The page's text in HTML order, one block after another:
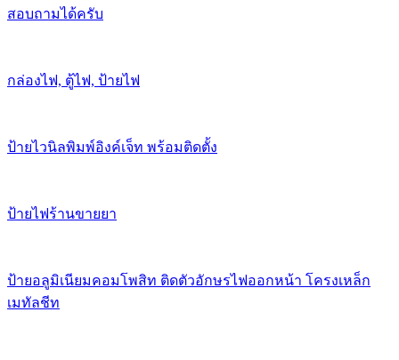
สอบถามได้ครับ
กล่องไฟ, ตู้ไฟ, ป้ายไฟ
ป้ายไวนิลพิมพ์อิงค์เจ็ท พร้อมติดตั้ง
ป้ายไฟร้านขายยา
ป้ายอลูมิเนียมคอมโพสิท ติดตัวอักษรไฟออกหน้า โครงเหล็ก
เมทัลชีท